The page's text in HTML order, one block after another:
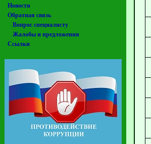
Новости
Обратная связь
Вопрос специалисту
Жалобы и предложения
Ссылки